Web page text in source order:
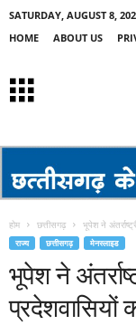
SATURDAY, AUGUST 8,
HOME
ABOUT US
होम छत्तीसगढ़ भूपेश ने
राज्य छत्तीसगढ़ मेनस्लाइड
भूपेश ने
प्रदेशवासियों